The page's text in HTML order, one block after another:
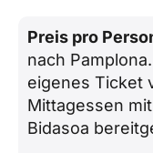
Preis pro
nach
eigenes Ticket
Mittagessen
Bidasoa